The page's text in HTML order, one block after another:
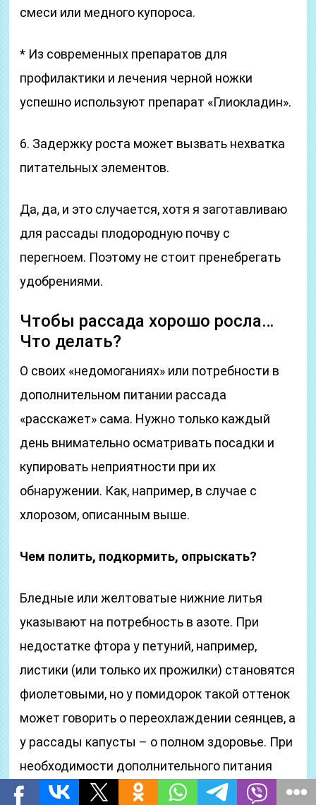
смеси или медного купороса.
* Из современных препаратов для
профилактики и лечения черной ножки
успешно используют препарат «Глиокладин».
6. Задержку роста может вызвать нехватка
питательных элементов.
Да, да, и это случается, хотя я заготавливаю
для рассады плодородную почву с
перегноем. Поэтому не стоит пренебрегать
удобрениями.
Чтобы рассада хорошо росла…
Что делать?
О своих «недомоганиях» или потребности в
дополнительном питании рассада
«расскажет» сама. Нужно только каждый
день внимательно осматривать посадки и
купировать неприятности при их
обнаружении. Как, например, в случае с
хлорозом, описанным выше.
Чем полить, подкормить, опрыскать?
Бледные или желтоватые нижние литья
указывают на потребность в азоте. При
недостатке фтора у петуний, например,
листики (или только их прожилки) становятся
фиолетовыми, но у помидорок такой оттенок
может говорить о переохлаждении сеянцев, а
у рассады капусты – о полном здоровье. При
необходимости дополнительного питания
приступаем к срочным подкормкам.